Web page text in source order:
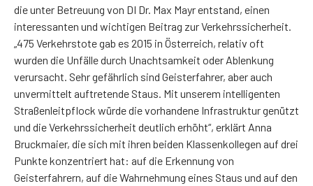
die unter Betreuung von DI Dr. Max Mayr entstand, einen
interessanten und wichtigen Beitrag zur Verkehrssicherheit.
„475 Verkehrstote gab es 2015 in Österreich, relativ oft
wurden die Unfälle durch Unachtsamkeit oder Ablenkung
verursacht. Sehr gefährlich sind Geisterfahrer, aber auch
unvermittelt auftretende Staus. Mit unserem intelligenten
Straßenleitpflock würde die vorhandene Infrastruktur genützt
und die Verkehrssicherheit deutlich erhöht“, erklärt Anna
Bruckmaier, die sich mit ihren beiden Klassenkollegen auf drei
Punkte konzentriert hat: auf die Erkennung von
Geisterfahrern, auf die Wahrnehmung eines Staus und auf den